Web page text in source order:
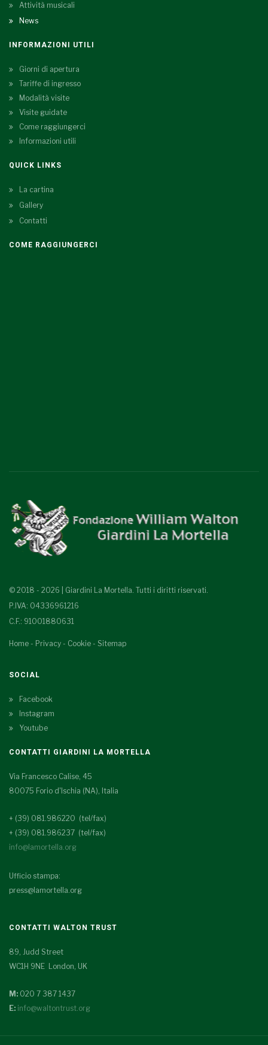
Attività musicali
News
INFORMAZIONI UTILI
Giorni di apertura
Tariffe di ingresso
Modalità visite
Visite guidate
Come raggiungerci
Informazioni utili
QUICK LINKS
La cartina
Gallery
Contatti
COME RAGGIUNGERCI
© 2018 - 2026 | Giardini La Mortella. Tutti i diritti riservati.
P.IVA: 04336961216
C.F.: 91001880631
Home - Privacy - Cookie - Sitemap
SOCIAL
Facebook
Instagram
Youtube
CONTATTI GIARDINI LA MORTELLA
Via Francesco Calise, 45
80075 Forio d'Ischia (NA), Italia
+ (39) 081.986220 (tel/fax)
+ (39) 081.986237 (tel/fax)
info@lamortella.org
Ufficio stampa:
press@lamortella.org
CONTATTI WALTON TRUST
89, Judd Street
WC1H 9NE London, UK
M: 020 7 387 1437
E: info@waltontrust.org